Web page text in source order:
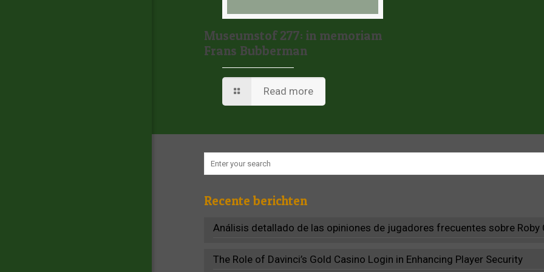
Museumstof 277: in memoriam
Frans Bubberman
Read more
Recente berichten
Análisis detallado de las opiniones de jugadores frecuentes sobre Roby
The Role of Davinci’s Gold Casino Login in Enhancing Player Security